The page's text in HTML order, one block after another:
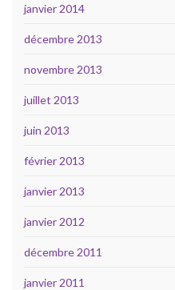
janvier 2014
décembre 2013
novembre 2013
juillet 2013
juin 2013
février 2013
janvier 2013
janvier 2012
décembre 2011
janvier 2011